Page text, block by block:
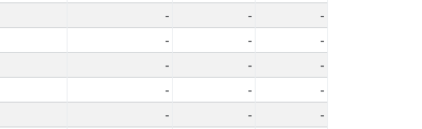
- -
-
- -
-
- -
-
- -
-
- -
-